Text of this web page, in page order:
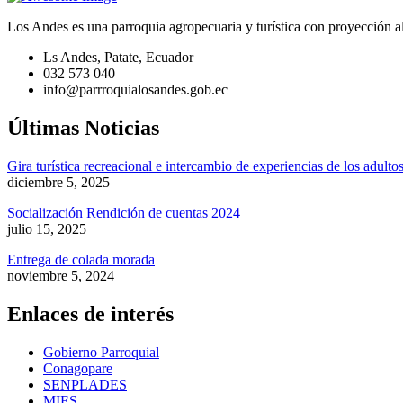
Los Andes es una parroquia agropecuaria y turística con proyección
Ls Andes, Patate, Ecuador
032 573 040
info@parrroquialosandes.gob.ec
Últimas Noticias
Gira turística recreacional e intercambio de experiencias de los
diciembre 5, 2025
Socialización Rendición de cuentas 2024
julio 15, 2025
Entrega de colada morada
noviembre 5, 2024
Enlaces de interés
Gobierno Parroquial
Conagopare
SENPLADES